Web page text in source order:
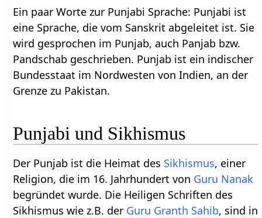
Ein paar Worte zur Punjabi Sprache: Punjabi ist
eine Sprache, die vom Sanskrit abgeleitet ist. Sie
wird gesprochen im Punjab, auch Panjab bzw.
Pandschab geschrieben. Punjab ist ein indischer
Bundesstaat im Nordwesten von Indien, an der
Grenze zu Pakistan.
Punjabi und Sikhismus
Der Punjab ist die Heimat des Sikhismus, einer
Religion, die im 16. Jahrhundert von Guru Nanak
begründet wurde. Die Heiligen Schriften des
Sikhismus wie z.B. der Guru Granth Sahib, sind in